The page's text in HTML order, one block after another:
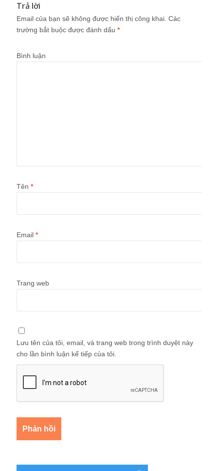
Trả lời
Email của bạn sẽ không được hiển thị công khai. Các
trường bắt buộc được đánh dấu *
Bình luận
Tên *
Email *
Trang web
Lưu tên của tôi, email, và trang web trong trình duyệt này
cho lần bình luận kế tiếp của tôi.